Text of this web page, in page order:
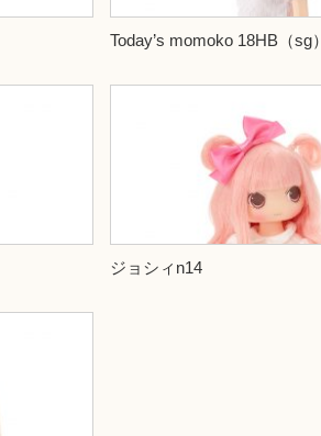
Today’s momoko 18HB（sg）
ジョシィn14